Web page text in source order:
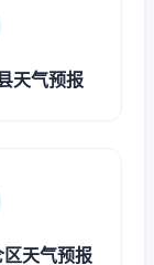
天气预报
区天气预报